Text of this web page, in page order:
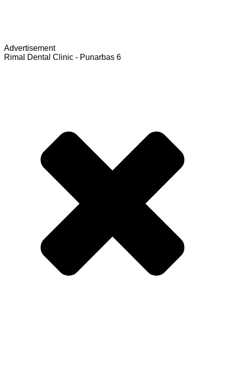
Advertisement
Rimal Dental Clinic - Punarbas 6